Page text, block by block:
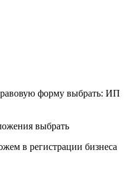
форму выбрать: ИП
выбрать
в регистрации бизнеса